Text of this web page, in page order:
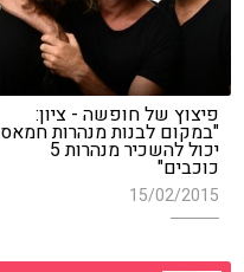
פיצוץ של חופשה - ציון:
"במקום לבנות מנהרות חמאס
יכול להשכיר מנהרות 5
כוכבים"
15/02/2015